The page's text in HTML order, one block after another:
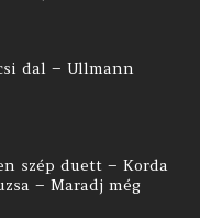
dal – Ullmann
szép duett – Korda
– Maradj még